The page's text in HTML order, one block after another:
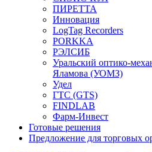
ПИРЕТТА
Инновация
LogTag Recorders
PORKKA
РЭЛСИБ
Уральский оптико-
Яламова (УОМЗ)
Удел
ГТС (GTS)
FINDLAB
Фарм-Инвест
Готовые решения
Предложение для торговых